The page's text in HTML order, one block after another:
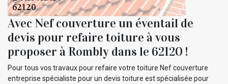
Avec Nef couverture un éventail de
devis pour refaire toiture à vous
proposer à Rombly dans le 62120 !
Pour tous vos travaux pour refaire votre toiture Nef couverture
entreprise spécialiste pour un devis toiture est spécialisée pour